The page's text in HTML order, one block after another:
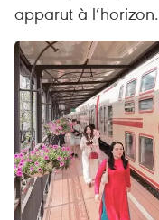
apparut à l’horizon.